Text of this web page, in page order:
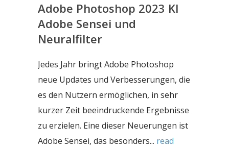
Adobe Photoshop 2023 KI
Adobe Sensei und
Neuralfilter
Jedes Jahr bringt Adobe Photoshop
neue Updates und Verbesserungen, die
es den Nutzern ermöglichen, in sehr
kurzer Zeit beeindruckende Ergebnisse
zu erzielen. Eine dieser Neuerungen ist
Adobe Sensei, das besonders... read